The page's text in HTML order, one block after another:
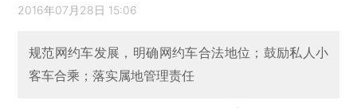
2016年07月28日 15:06
规范网约车发展，明确网约车合法地位；鼓励私人小
客车合乘；落实属地管理责任